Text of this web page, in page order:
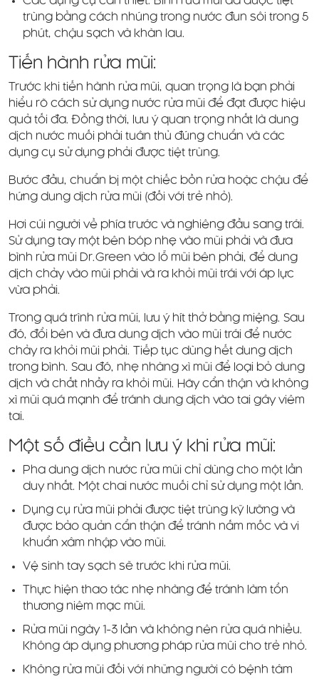
trùng bằng cách nhúng trong nước đun sôi trong 5
phút, chậu sạch và khăn lau.
Tiến hành rửa mũi:
Trước khi tiến hành rửa mũi, quan trọng là bạn phải
hiểu rõ cách sử dụng nước rửa mũi để đạt được hiệu
quả tối đa. Đồng thời, lưu ý quan trọng nhất là dung
dịch nước muối phải tuân thủ đúng chuẩn và các
dụng cụ sử dụng phải được tiệt trùng.
Bước đầu, chuẩn bị một chiếc bồn rửa hoặc chậu để
hứng dung dịch rửa mũi (đối với trẻ nhỏ).
Hơi cúi người về phía trước và nghiêng đầu sang trái.
Sử dụng tay một bên bóp nhẹ vào mũi phải và đưa
bình rửa mũi Dr.Green vào lỗ mũi bên phải, để dung
dịch chảy vào mũi phải và ra khỏi mũi trái với áp lực
vừa phải.
Trong quá trình rửa mũi, lưu ý hít thở bằng miệng. Sau
đó, đổi bên và đưa dung dịch vào mũi trái để nước
chảy ra khỏi mũi phải. Tiếp tục dùng hết dung dịch
trong bình. Sau đó, nhẹ nhàng xì mũi để loại bỏ dung
dịch và chất nhầy ra khỏi mũi. Hãy cẩn thận và không
xì mũi quá mạnh để tránh dung dịch vào tai gây viêm
tai.
Một số điều cần lưu ý khi rửa mũi:
Pha dung dịch nước rửa mũi chỉ dùng cho một lần
duy nhất. Một chai nước muối chỉ sử dụng một lần.
Dụng cụ rửa mũi phải được tiệt trùng kỹ lưỡng và
được bảo quản cẩn thận để tránh nấm mốc và vi
khuẩn xâm nhập vào mũi.
Vệ sinh tay sạch sẽ trước khi rửa mũi.
Thực hiện thao tác nhẹ nhàng để tránh làm tổn
thương niêm mạc mũi.
Rửa mũi ngày 1-3 lần và không nên rửa quá nhiều.
Không áp dụng phương pháp rửa mũi cho trẻ nhỏ.
Không rửa mũi đối với những người có bệnh tâm